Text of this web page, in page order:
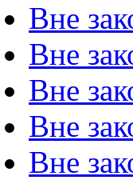
Вне
Вне
Вне
Вне
Вне